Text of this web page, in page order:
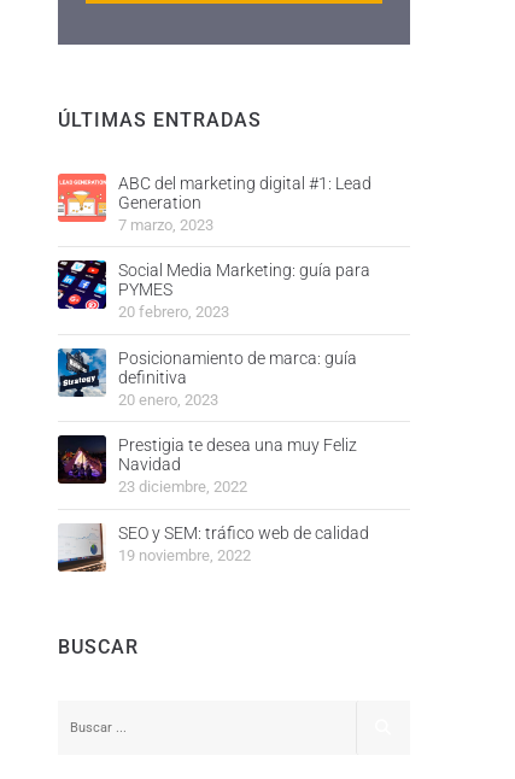
ÚLTIMAS ENTRADAS
ABC del marketing digital #1: Lead
Generation
7 marzo, 2023
Social Media Marketing: guía para
PYMES
20 febrero, 2023
Posicionamiento de marca: guía
definitiva
20 enero, 2023
Prestigia te desea una muy Feliz
Navidad
23 diciembre, 2022
SEO y SEM: tráfico web de calidad
19 noviembre, 2022
BUSCAR